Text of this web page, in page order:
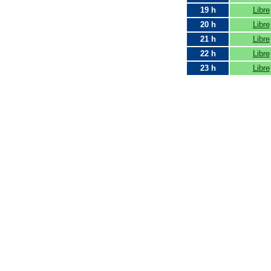
19 h
Libre
20 h
Libre
21 h
Libre
22 h
Libre
23 h
Libre